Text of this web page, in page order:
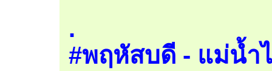
.
#พฤหัสบดี - แม่น้ำ